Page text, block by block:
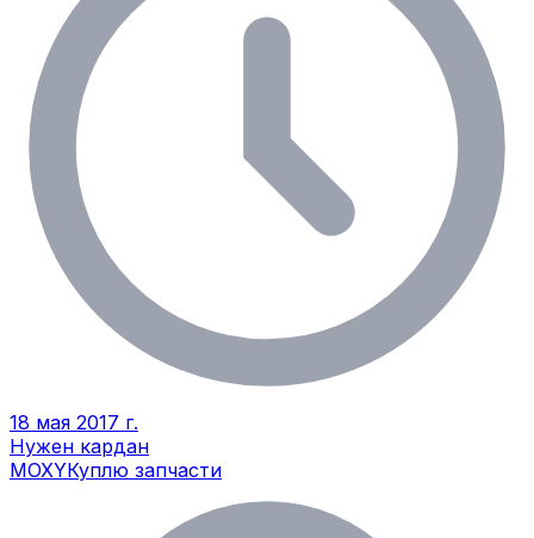
18 мая 2017 г.
Нужен кардан
MOXYКуплю запчасти